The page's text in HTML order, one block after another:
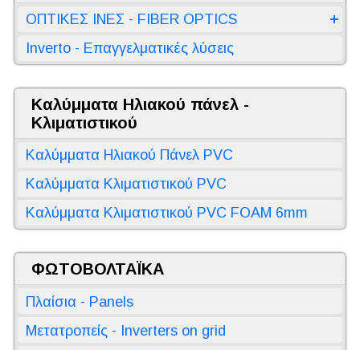
ΟΠΤΙΚΕΣ ΙΝΕΣ - FIBER OPTICS
Inverto - Επαγγελματικές λύσεις
Καλύμματα Ηλιακού πάνελ -
Κλιματιστικού
Καλύμματα Ηλιακού Πάνελ PVC
Καλύμματα Κλιματιστικού PVC
Καλύμματα Κλιματιστικού PVC FOAM 6mm
ΦΩΤΟΒΟΛΤΑΪΚΑ
Πλαίσια - Panels
Μετατροπείς - Inverters on grid